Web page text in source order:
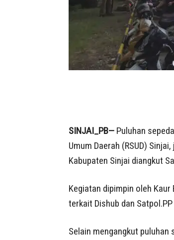
SINJAI_PB— Puluhan
Umum Daerah (RSUD)
Kabupaten Sinjai diangkut
Kegiatan dipimpin oleh
terkait Dishub dan
Selain mengangkut puluhan